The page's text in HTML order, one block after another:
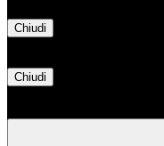
Chiudi
Chiudi